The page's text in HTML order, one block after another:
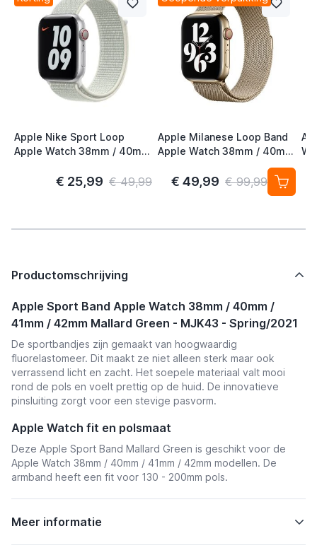
Apple Nike Sport Loop
Apple Watch 38mm / 40mm
€ 25,99 € 49,99
Apple Milanese Loop Band
Apple Watch 38mm / 40mm
/ 41mm / 42mm Gold (2nd
Gen)€ 49,99 € 99,99
Productomschrijving
Apple Sport Band Apple Watch 38mm / 40mm /
41mm / 42mm Mallard Green - MJK43 - Spring/2021
De sportbandjes zijn gemaakt van hoogwaardig
fluorelastomeer. Dit maakt ze niet alleen sterk maar ook
verrassend licht en zacht. Het soepele materiaal valt mooi
rond de pols en voelt prettig op de huid. De innovatieve
pinsluiting zorgt voor een stevige pasvorm.
Apple Watch fit en polsmaat
Deze Apple Sport Band Mallard Green is geschikt voor de
Apple Watch 38mm / 40mm / 41mm / 42mm modellen. De
armband heeft een fit voor 130 - 200mm pols.
Meer informatie